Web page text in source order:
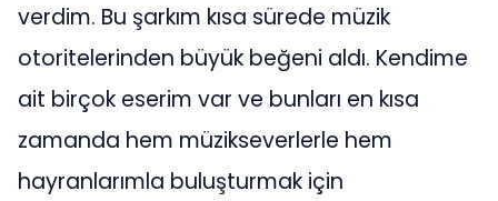
verdim. Bu şarkım kısa sürede müzik
otoritelerinden büyük beğeni aldı. Kendime
ait birçok eserim var ve bunları en kısa
zamanda hem müzikseverlerle hem
hayranlarımla buluşturmak için